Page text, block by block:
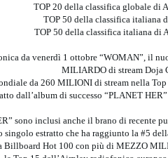
TOP 20 della classifica globale di
TOP 50 della classifica italiana
TOP 50 della classifica italiana di
da venerdì 1 ottobre “WOMAN”, il
MILIARDO di stream Doja
da 260 MILIONI di stream nella
dall’album di successo “PLANET
sono inclusi anche il brano di recente
singolo estratto che ha raggiunto la #5
Billboard Hot 100 con più di MEZZO